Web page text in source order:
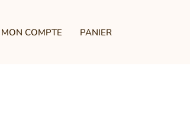
MON COMPTE PANIER